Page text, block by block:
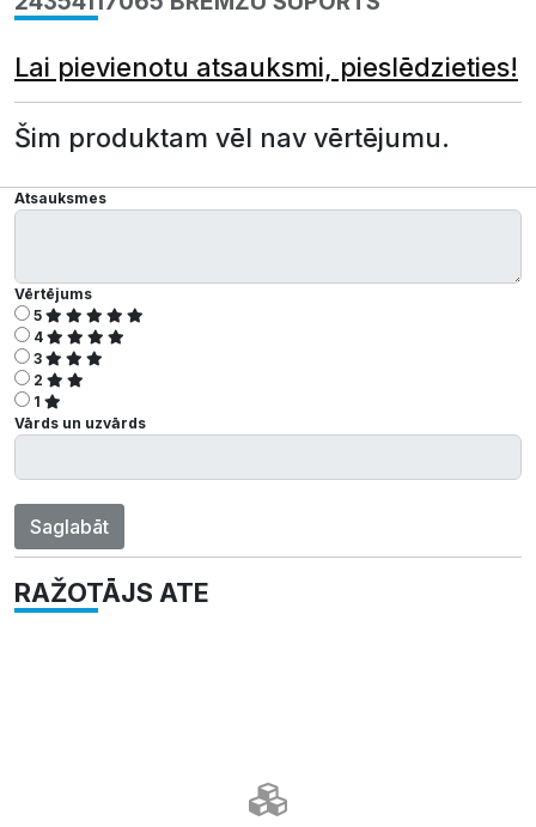
Lai pievienotu atsauksmi, pieslēdzieties!
Šim produktam vēl nav vērtējumu.
Atsauksmes
Vērtējums
5
4
3
2
1
Vārds un uzvārds
Saglabāt
RAŽOTĀJS ATE